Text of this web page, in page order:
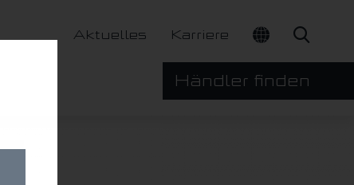
Aktuelles Karriere
Händler finden